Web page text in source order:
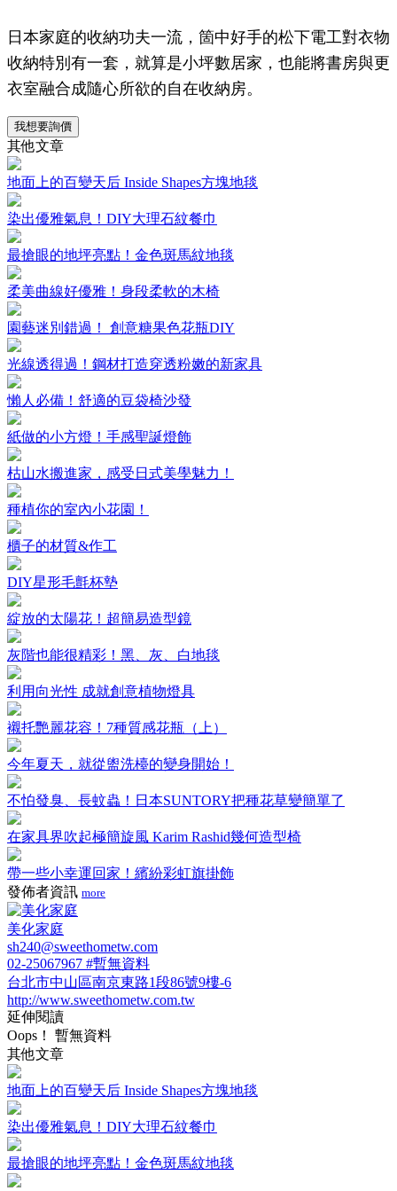
日本家庭的收納功夫一流，箇中好手的松下電工對衣物
收納特別有一套，就算是小坪數居家，也能將書房與更
衣室融合成隨心所欲的自在收納房。
我想要詢價
其他文章
地面上的百變天后 Inside Shapes方塊地毯
染出優雅氣息！DIY大理石紋餐巾
最搶眼的地坪亮點！金色斑馬紋地毯
柔美曲線好優雅！身段柔軟的木椅
園藝迷別錯過！ 創意糖果色花瓶DIY
光線透得過！鋼材打造穿透粉嫩的新家具
懶人必備！舒適的豆袋椅沙發
紙做的小方燈！手感聖誕燈飾
枯山水搬進家，感受日式美學魅力！
種植你的室內小花園！
櫃子的材質&作工
DIY星形毛氈杯墊
綻放的太陽花！超簡易造型鏡
灰階也能很精彩！黑、灰、白地毯
利用向光性 成就創意植物燈具
襯托艷麗花容！7種質感花瓶（上）
今年夏天，就從盥洗檯的變身開始！
不怕發臭、長蚊蟲！日本SUNTORY把種花草變簡單了
在家具界吹起極簡旋風 Karim Rashid幾何造型椅
帶一些小幸運回家！繽紛彩虹旗掛飾
發佈者資訊 more
美化家庭
sh240@sweethometw.com
02-25067967 #暫無資料
台北市中山區南京東路1段86號9樓-6
http://www.sweethometw.com.tw
延伸閱讀
Oops！ 暫無資料
其他文章
地面上的百變天后 Inside Shapes方塊地毯
染出優雅氣息！DIY大理石紋餐巾
最搶眼的地坪亮點！金色斑馬紋地毯